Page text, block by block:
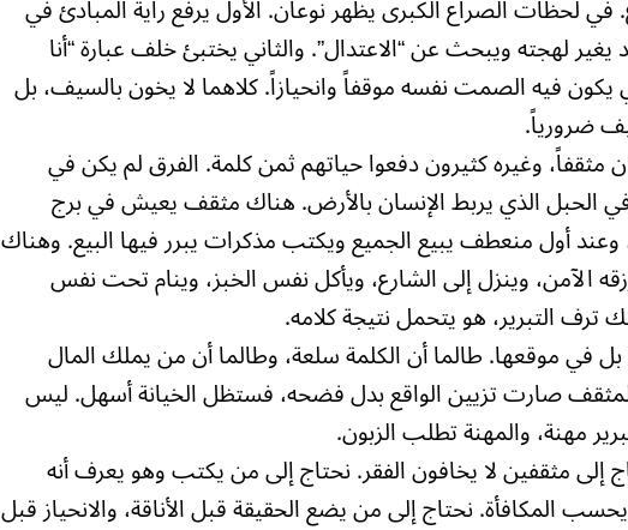
في لحظات الصراع الكبرى يظهر نوعان. الأول يرفع راية المبادئ في
يغير لهجته ويبحث عن “الاعتدال”. والثاني يختبئ خلف عبارة “أنا
فيه الصمت نفسه موقفاً وانحيازاً. كلاهما لا يخون بالسيف، بل
ضرورياً.
مثقفاً، وغيره كثيرون دفعوا حياتهم ثمن كلمة. الفرق لم يكن في
الحبل الذي يربط الإنسان بالأرض. هناك مثقف يعيش في برج
أول منعطف يبيع الجميع ويكتب مذكرات يبرر فيها البيع. وهناك
الآمن، وينزل إلى الشارع، ويأكل نفس الخبز، وينام تحت نفس
ترف التبرير، هو يتحمل نتيجة كلامه.
في موقعها. طالما أن الكلمة سلعة، وطالما أن من يملك المال
صارت تزيين الواقع بدل فضحه، فستظل الخيانة أسهل. ليس
مهنة، والمهنة تطلب الزبون.
إلى مثقفين لا يخافون الفقر. نحتاج إلى من يكتب وهو يعرف أنه
المكافأة. نحتاج إلى من يضع الحقيقة قبل الأناقة، والانحياز قبل